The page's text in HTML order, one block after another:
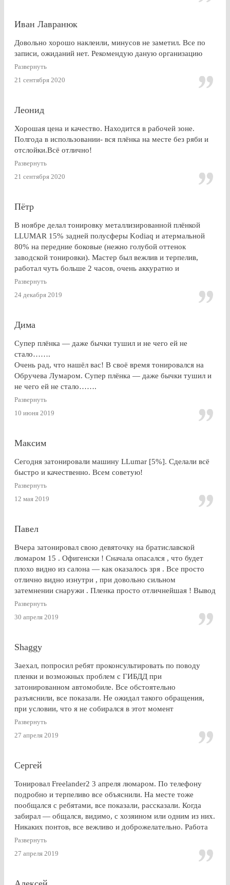
Иван Лавранюк
Довольно хорошо наклеили, минусов не заметил. Все по
записи, ожиданий нет. Рекомендую даную организацию
Развернуть
21 сентября 2020
Леонид
Хорошая цена и качество. Находится в рабочей зоне.
Полгода в использовании- вся плёнка на месте без ряби и
отслойки.Всё отлично!
Развернуть
21 сентября 2020
Пётр
В ноябре делал тонировку металлизированной плёнкой
LLUMAR 15% задней полусферы Kodiaq и атермальной
80% на передние боковые (нежно голубой оттенок
заводской тонировки). Мастер был вежлив и терпелив,
работал чуть больше 2 часов, очень аккуратно и
профессионально. Результат на 5+ ! Особенно приятно
получить гарантию на работу и плёнку. Отдельное спасибо
за консультацию, как до работ, так по их завершении!
Развернуть
24 декабря 2019
Дима
Супер плёнка — даже бычки тушил и не чего ей не
стало…….
Очень рад, что нашёл вас! В своё время тонировался на
Обручева Лумаром. Супер плёнка — даже бычки тушил и
не чего ей не стало…….
Развернуть
10 июня 2019
Максим
Сегодня затонировали машину LLumar [5%]. Сделали всё
быстро и качественно. Всем советую!
Развернуть
12 мая 2019
Павел
Вчера затонировал свою девяточку на братиславской
люмаром 15 . Офигенски ! Сначала опасался , что будет
плохо видно из салона — как оказалось зря . Все просто
отлично видно изнутри , при довольно сильном
затемнении снаружи . Пленка просто отличнейшая ! Вывод
: Очень доволен . Буду советовать эту контору друзьям и
Развернуть
30 апреля 2019
Shaggy
Заехал, попросил ребят проконсультировать по поводу
пленки и возможных проблем с ГИБДД при
затонированном автомобиле. Все обстоятельно
разъяснили, все показали. Не ожидал такого обращения,
при условии, что я не собирался в этот момент
тонироваться. для сравнения заехал на Оставшковское
дешевле. в очередной раз убедился (хорошо, что не на
решил, что буду тонироваться
Развернуть
27 апреля 2019
Сергей
Тонировал Freelander2 3 апреля люмаром. По телефону
подробно и терпеливо все объяснили. На месте тоже
пообщался с ребятами, все показали, рассказали. Когда
забирал — общался, видимо, с хозяином или одним из них.
Никаких понтов, все вежливо и доброжелательно. Работа
сделана очень качественно, пленка лежит до самой кромки
стекла (есть, правда, неравномерность на разных стеклах,
но это я уже придираюсь). По сравнению с другими
посоветоваться обращаться к этим ребятам? Однозначно,
Развернуть
27 апреля 2019